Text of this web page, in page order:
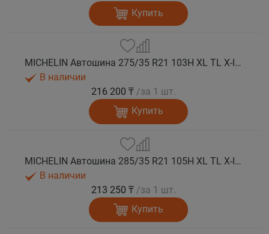
Купить
MICHELIN Автошина 275/35 R21 103H XL TL X-ICE NORTH 4 шип.
В наличии
216 200 ₸ /за 1 шт.
Купить
MICHELIN Автошина 285/35 R21 105H XL TL X-ICE NORTH 4 шип.
В наличии
213 250 ₸ /за 1 шт.
Купить